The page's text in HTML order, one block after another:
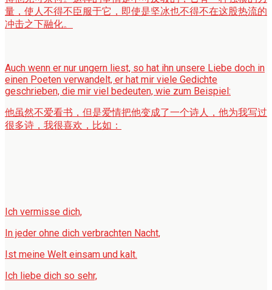
量，使人不得不臣服于它，即使是坚冰也不得不在这股热流的
冲击之下融化。
Auch wenn er nur ungern liest, so hat ihn unsere Liebe doch in
einen Poeten verwandelt, er hat mir viele Gedichte
geschrieben, die mir viel bedeuten, wie zum Beispiel:
他虽然不爱看书，但是爱情把他变成了一个诗人，他为我写过
很多诗，我很喜欢，比如：
Ich vermisse dich,
In jeder ohne dich verbrachten Nacht,
Ist meine Welt einsam und kalt.
Ich liebe dich so sehr,